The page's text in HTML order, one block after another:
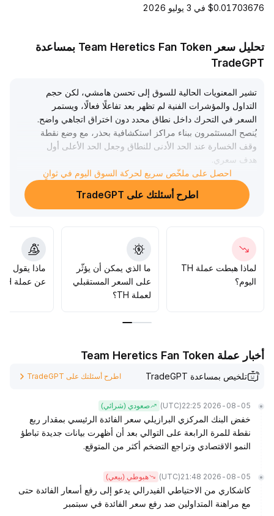
$0.01703676 في 3 يوليو 2026
تحليل سعر Team Heretics Fan Token بمساعدة
TradeGPT
تشير المعنويات الحالية للسوق إلى تحسن هامشي، لكن حجم
التداول والمؤشرات الفنية لم تظهر بعد تفاعلًا فعالًا، ويستمر
السعر في التحرك داخل نطاق محدد دون اختراق اتجاهي واضح.
يُنصح المستثمرون ببناء مراكز استكشافية بحذر، مع وضع نقطة
وقف الخسارة عند الحد الأدنى للنطاق وجعل الحد الأعلى أول
هدف سعري
إذا حدث اختراق مؤكّد مصحوب بزيادة في الحجم لاحقًا، يمكن
زيادة المراكز بشكل تدريجي؛ أما قبل الاختراق فيُفضّل السيطرة
على حجم المراكز وانتظار اتضاح الاتجاه
احصل على ملخّص سريع لحركة السوق اليوم في ثوانٍ
اطرح أسئلتك على TradeGPT
لماذا هبطت عملة TH
اليوم؟
ما الذي يمكن أن يؤثّر
على السعر المستقبلي
لعملة TH؟
ماذا يقول
عن عملة TH؟
أخبار عملة Team Heretics Fan Token
تلخيص بمساعدة TradeGPT اطرح أسئلتك على TradeGPT
2026-08-05 22:25
(UTC) صعودي (شرائي)
خفض البنك المركزي البرازيلي سعر الفائدة الرئيسي بمقدار ربع
نقطة للمرة الرابعة على التوالي بعد أن أظهرت بيانات جديدة تباطؤ
النمو الاقتصادي وتراجع التضخم أكثر من المتوقع.
2026-08-05 21:48
(UTC) هبوطي (بيعي)
كاشكاري من الاحتياطي الفيدرالي يدعو إلى رفع أسعار الفائدة حتى
مع مراهنة المتداولين ضد رفع سعر الفائدة في سبتمبر